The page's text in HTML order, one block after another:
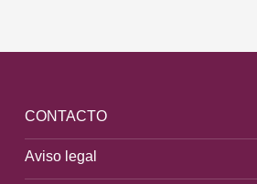
CONTACTO
Aviso legal